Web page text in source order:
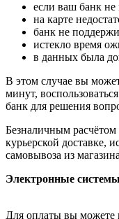
если ваш банк не
на карте
банк не
истекло время
в данных была
В этом случае вы
минут,
банк для решения
Безналичным
курьерской доставке,
самовывоза из
Электронные системы
Для оплаты вы можете